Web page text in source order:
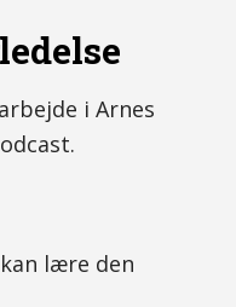
i Arnes
lære den